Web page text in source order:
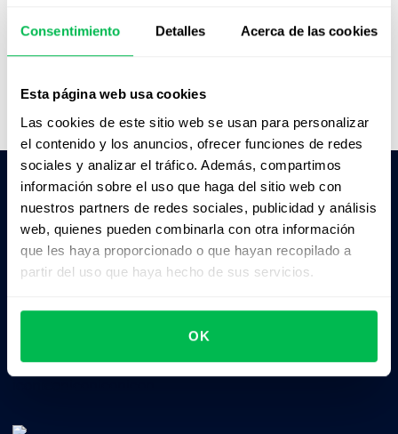
Consentimiento Detalles Acerca de las cookies
Esta página web usa cookies
Las cookies de este sitio web se usan para personalizar
el contenido y los anuncios, ofrecer funciones de redes
sociales y analizar el tráfico. Además, compartimos
información sobre el uso que haga del sitio web con
nuestros partners de redes sociales, publicidad y análisis
web, quienes pueden combinarla con otra información
que les haya proporcionado o que hayan recopilado a
partir del uso que haya hecho de sus servicios.
OK
Pedile a la IA un resumen de PeopleForce:
ChatGPT
Claude Perplexity